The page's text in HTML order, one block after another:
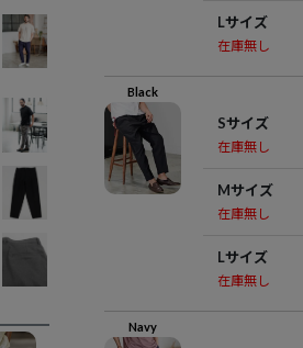
Lサイズ
在庫無し
Black
Sサイズ
在庫無し
Mサイズ
在庫無し
Lサイズ
在庫無し
Navy